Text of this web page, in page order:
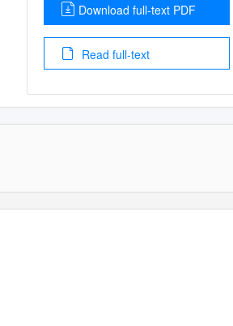
Download full-text PDF
Read full-text